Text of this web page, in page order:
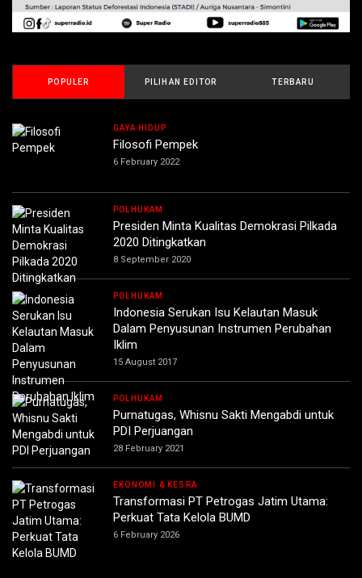
POPULER PILIHAN EDITOR TERBARU
GAYA HIDUP
Filosofi Pempek
6 February 2022
POLHUKAM
Presiden Minta Kualitas Demokrasi Pilkada
2020 Ditingkatkan
8 September 2020
POLHUKAM
Indonesia Serukan Isu Kelautan Masuk
Dalam Penyusunan Instrumen Perubahan
Iklim
15 August 2017
POLHUKAM
Purnatugas, Whisnu Sakti Mengabdi untuk
PDI Perjuangan
28 February 2021
EKONOMI & KESRA
Transformasi PT Petrogas Jatim Utama:
Perkuat Tata Kelola BUMD
6 February 2026